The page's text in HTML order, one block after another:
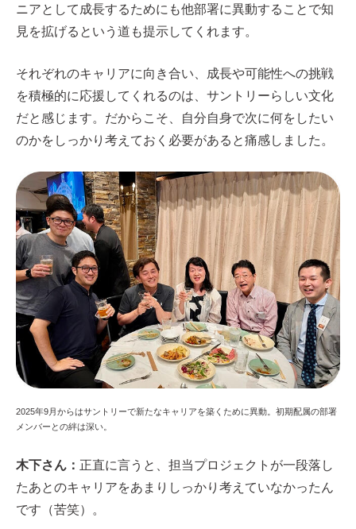
ニアとして成長するためにも他部署に異動することで知
見を拡げるという道も提示してくれます。
それぞれのキャリアに向き合い、成長や可能性への挑戦
を積極的に応援してくれるのは、サントリーらしい文化
だと感じます。だからこそ、自分自身で次に何をしたい
のかをしっかり考えておく必要があると痛感しました。
2025年9月からはサントリーで新たなキャリアを築くために異動。初期配属の部署
メンバーとの絆は深い。
木下さん： 正直に言うと、担当プロジェクトが一段落し
たあとのキャリアをあまりしっかり考えていなかったん
です（苦笑）。